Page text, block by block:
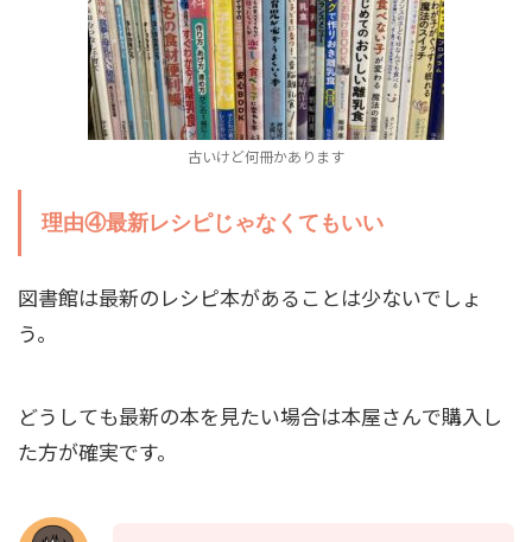
古いけど何冊かあります
理由④最新レシピじゃなくてもいい
図書館は最新のレシピ本があることは少ないでしょ
う。
どうしても最新の本を見たい場合は本屋さんで購入し
た方が確実です。